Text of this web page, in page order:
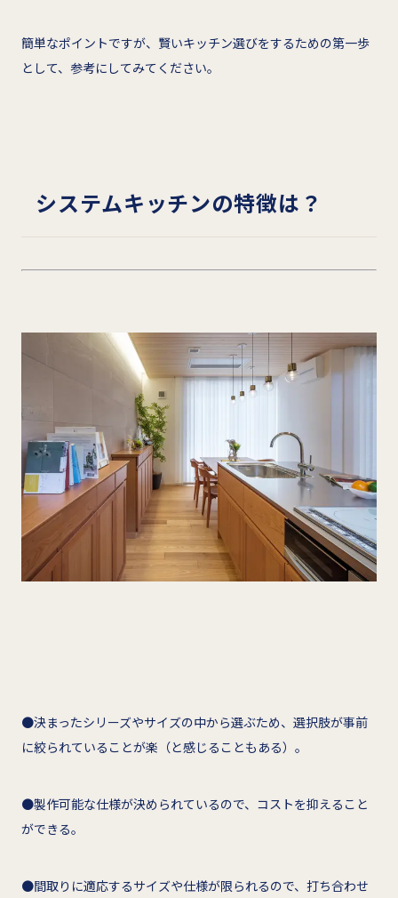
簡単なポイントですが、賢いキッチン選びをするための第一歩
として、参考にしてみてください。
システムキッチンの特徴は？
●決まったシリーズやサイズの中から選ぶため、選択肢が事前
に絞られていることが楽（と感じることもある）。
●製作可能な仕様が決められているので、コストを抑えること
ができる。
●間取りに適応するサイズや仕様が限られるので、打ち合わせ